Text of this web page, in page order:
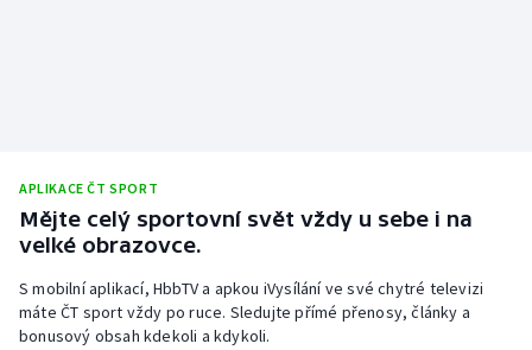
APLIKACE ČT SPORT
Mějte celý sportovní svět vždy u sebe i na
velké obrazovce.
S mobilní aplikací, HbbTV a apkou iVysílání ve své chytré televizi
máte ČT sport vždy po ruce. Sledujte přímé přenosy, články a
bonusový obsah kdekoli a kdykoli.